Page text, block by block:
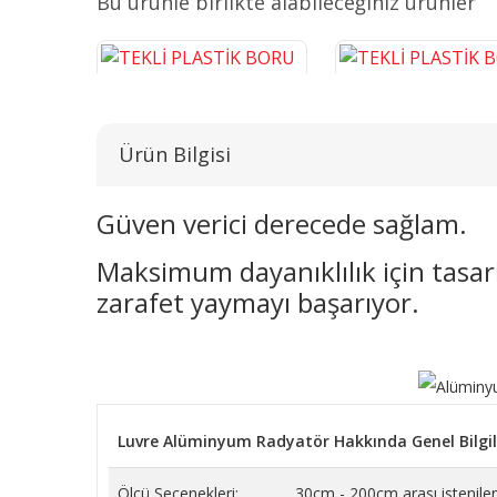
TEKLİ PLASTİK BORU GİZLEME
KROM 16 CM
243,14 TL
TEKLİ PLASTİK BORU
BEYAZ 16 CM
38,26 TL
Ürün Bilgisi
Güven verici derecede sağlam.
Maksimum dayanıklılık için
zarafet yaymayı başarıyor.
Luvre Alüminyum Radyatör Hakkında Genel